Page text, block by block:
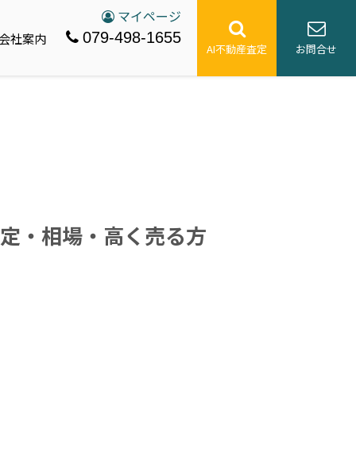
社案内
マイページ
079-498-1655
AI不動産査定 お問合せ
・相場・高く売る方